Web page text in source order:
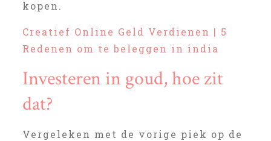
kopen.
Creatief Online Geld Verdienen | 5
Redenen om te beleggen in india
Investeren in goud, hoe zit
dat?
Vergeleken met de vorige piek op de